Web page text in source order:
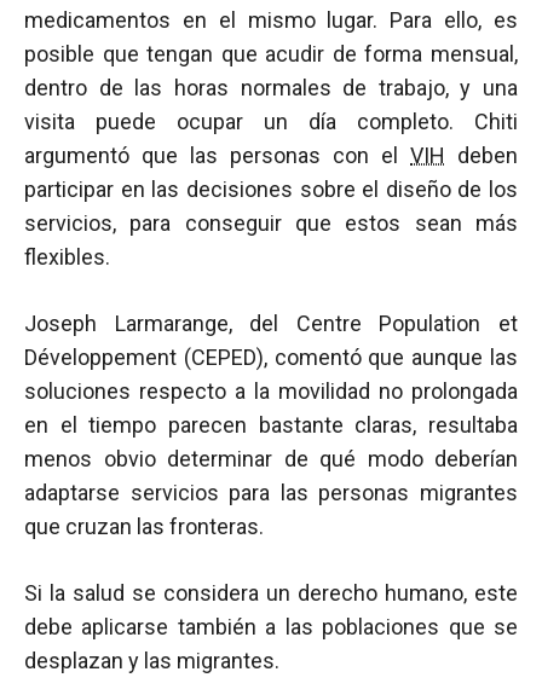
medicamentos en el mismo lugar. Para ello, es
posible que tengan que acudir de forma mensual,
dentro de las horas normales de trabajo, y una
visita puede ocupar un día completo. Chiti
argumentó que las personas con el VIH deben
participar en las decisiones sobre el diseño de los
servicios, para conseguir que estos sean más
flexibles.
Joseph Larmarange, del Centre Population et
Développement (CEPED), comentó que aunque las
soluciones respecto a la movilidad no prolongada
en el tiempo parecen bastante claras, resultaba
menos obvio determinar de qué modo deberían
adaptarse servicios para las personas migrantes
que cruzan las fronteras.
Si la salud se considera un derecho humano, este
debe aplicarse también a las poblaciones que se
desplazan y las migrantes.